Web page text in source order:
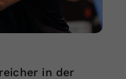
in der